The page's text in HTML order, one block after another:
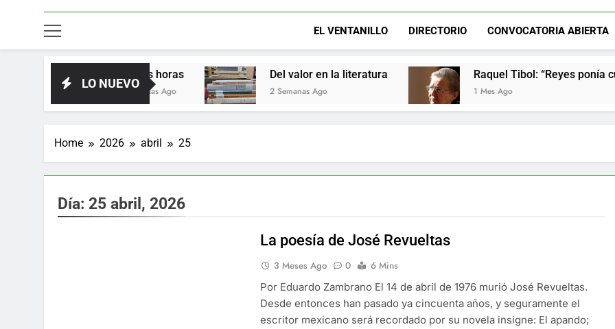
EL VENTANILLO DIRECTORIO CONVOCATORIA ABIERTA
LO NUEVO
4 Días Ago
Del valor en la literatura
2 Semanas Ago
Raquel Tibol: “Reyes ponía cuidado
1 Mes Ago
Home 2026 abril 25
Día: 25 abril, 2026
La poesía de José Revueltas
3 Meses Ago 0
6 Mins
Por Eduardo Zambrano El 14 de abril de 1976 murió José Revueltas.
Desde entonces han pasado ya cincuenta años, y seguramente el
escritor mexicano será recordado por su novela insigne: El apando;